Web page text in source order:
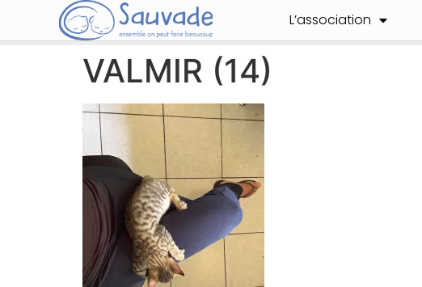
L’association
VALMIR (14)